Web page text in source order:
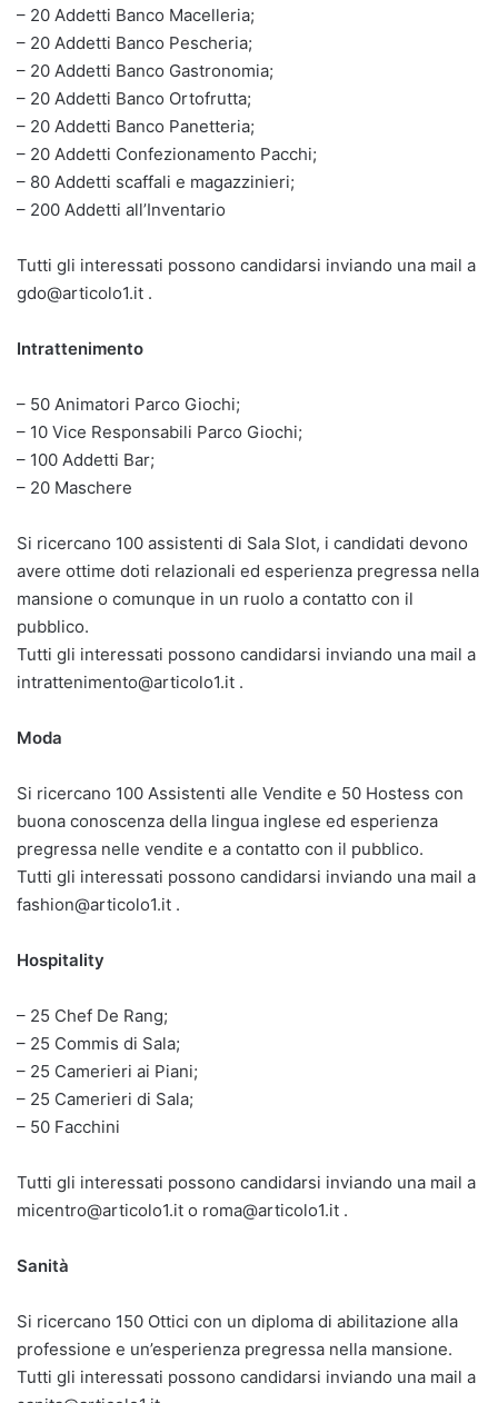
– 20 Addetti Banco Macelleria;
– 20 Addetti Banco Pescheria;
– 20 Addetti Banco Gastronomia;
– 20 Addetti Banco Ortofrutta;
– 20 Addetti Banco Panetteria;
– 20 Addetti Confezionamento Pacchi;
– 80 Addetti scaffali e magazzinieri;
– 200 Addetti all’Inventario
Tutti gli interessati possono candidarsi inviando una mail a
gdo@articolo1.it .
Intrattenimento
– 50 Animatori Parco Giochi;
– 10 Vice Responsabili Parco Giochi;
– 100 Addetti Bar;
– 20 Maschere
Si ricercano 100 assistenti di Sala Slot, i candidati devono
avere ottime doti relazionali ed esperienza pregressa nella
mansione o comunque in un ruolo a contatto con il
pubblico.
Tutti gli interessati possono candidarsi inviando una mail a
intrattenimento@articolo1.it .
Moda
Si ricercano 100 Assistenti alle Vendite e 50 Hostess con
buona conoscenza della lingua inglese ed esperienza
pregressa nelle vendite e a contatto con il pubblico.
Tutti gli interessati possono candidarsi inviando una mail a
fashion@articolo1.it .
Hospitality
– 25 Chef De Rang;
– 25 Commis di Sala;
– 25 Camerieri ai Piani;
– 25 Camerieri di Sala;
– 50 Facchini
Tutti gli interessati possono candidarsi inviando una mail a
micentro@articolo1.it o roma@articolo1.it .
Sanità
Si ricercano 150 Ottici con un diploma di abilitazione alla
professione e un’esperienza pregressa nella mansione.
Tutti gli interessati possono candidarsi inviando una mail a